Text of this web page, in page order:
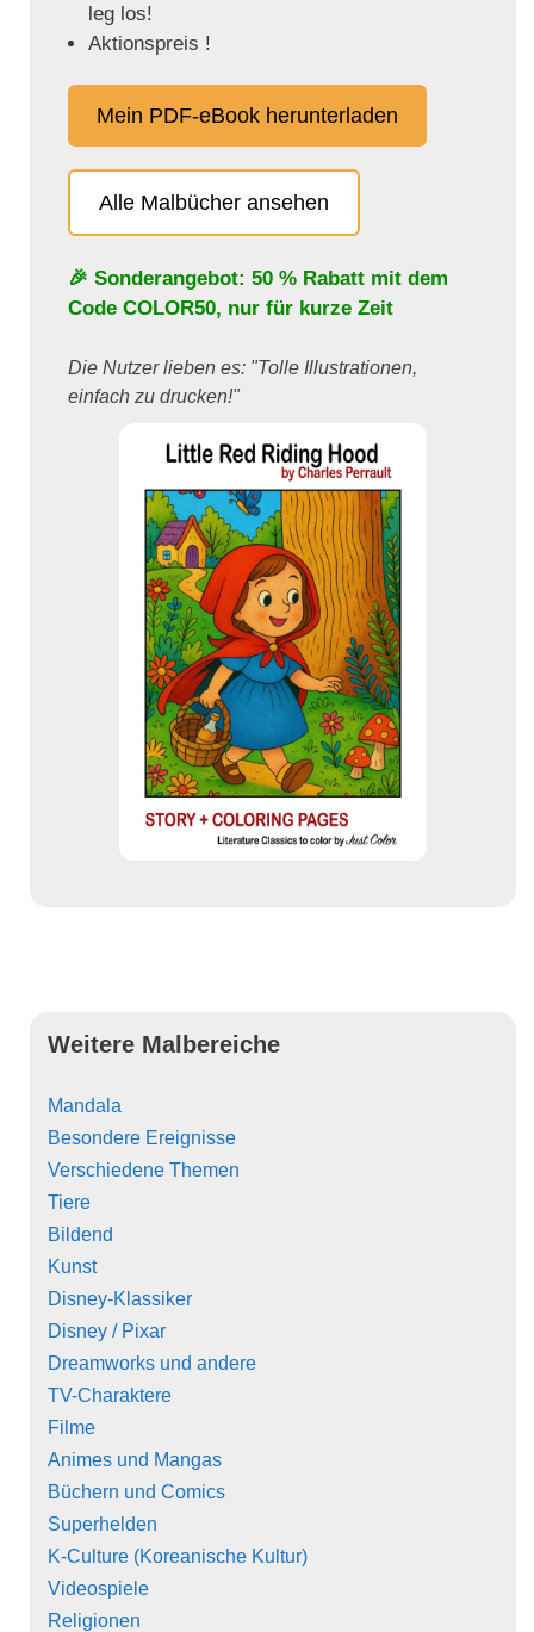
leg los!
Aktionspreis !
Mein PDF-eBook herunterladen
Alle Malbücher ansehen
🎉 Sonderangebot: 50 % Rabatt mit dem
Code COLOR50, nur für kurze Zeit
Die Nutzer lieben es: "Tolle Illustrationen,
einfach zu drucken!"
Weitere Malbereiche
Mandala
Besondere Ereignisse
Verschiedene Themen
Tiere
Bildend
Kunst
Disney-Klassiker
Disney / Pixar
Dreamworks und andere
TV-Charaktere
Filme
Animes und Mangas
Büchern und Comics
Superhelden
K-Culture (Koreanische Kultur)
Videospiele
Religionen